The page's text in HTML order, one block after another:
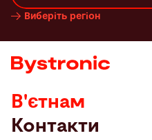
Виберіть регіон
Послуги
Застосунки
Новини
В'єтнам
Контакти